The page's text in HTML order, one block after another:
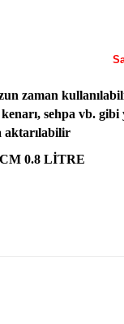
Tabaklı
zaman
sehpa vb.
aktarılabilir
0.8 LİTRE